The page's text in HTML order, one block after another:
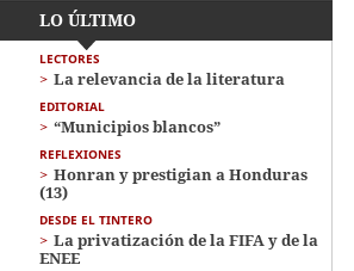
LO ÚLTIMO
LECTORES
La relevancia de la literatura
EDITORIAL
“Municipios blancos”
REFLEXIONES
Honran y prestigian a Honduras
(13)
DESDE EL TINTERO
La privatización de la FIFA y de la
ENEE